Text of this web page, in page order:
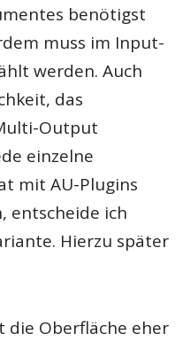
benötigst
muss im Input-
werden. Auch
das
Output
einzelne
mit AU-Plugins
entscheide ich
Hierzu später
die Oberfläche eher